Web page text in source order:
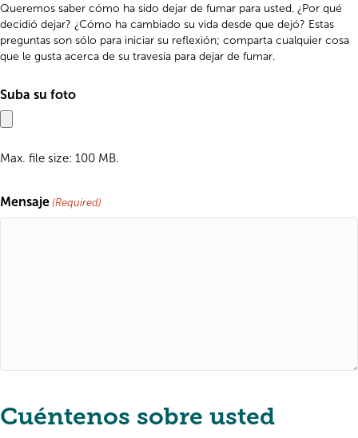
Queremos saber cómo ha sido dejar de fumar para usted. ¿Por qué
decidió dejar? ¿Cómo ha cambiado su vida desde que dejó? Estas
preguntas son sólo para iniciar su reflexión; comparta cualquier cosa
que le gusta acerca de su travesía para dejar de fumar.
Suba su foto
Max. file size: 100 MB.
Mensaje (Required)
Cuéntenos sobre usted